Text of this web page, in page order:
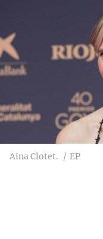
Aina Clotet. EP